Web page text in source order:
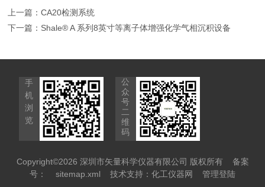
上一篇：CA20检测系统
下一篇： Shale® A 系列8英寸等离子体增强化学气相沉积设备
手
机
浏
览
公
众
号
二
维
码
Copyright©2026 深圳市矢量科学仪器有限公司 版权所有 备案
号：
sitemap.xml 技术支持： 化工仪器网 管理登陆